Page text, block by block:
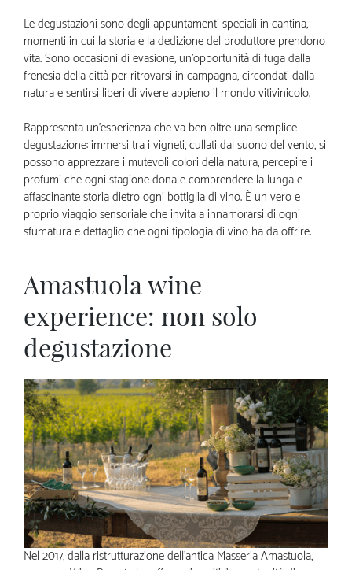
Le degustazioni sono degli appuntamenti speciali in cantina,
momenti in cui la storia e la dedizione del produttore prendono
vita. Sono occasioni di evasione, un’opportunità di fuga dalla
frenesia della città per ritrovarsi in campagna, circondati dalla
natura e sentirsi liberi di vivere appieno il mondo vitivinicolo.
Rappresenta un’esperienza che va ben oltre una semplice
degustazione: immersi tra i vigneti, cullati dal suono del vento, si
possono apprezzare i mutevoli colori della natura, percepire i
profumi che ogni stagione dona e comprendere la lunga e
affascinante storia dietro ogni bottiglia di vino. È un vero e
proprio viaggio sensoriale che invita a innamorarsi di ogni
sfumatura e dettaglio che ogni tipologia di vino ha da offrire.
Amastuola wine
experience: non solo
degustazione
Nel 2017, dalla ristrutturazione dell’antica Masseria Amastuola,